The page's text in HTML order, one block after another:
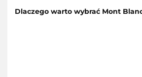
Dlaczego warto wybrać Mont